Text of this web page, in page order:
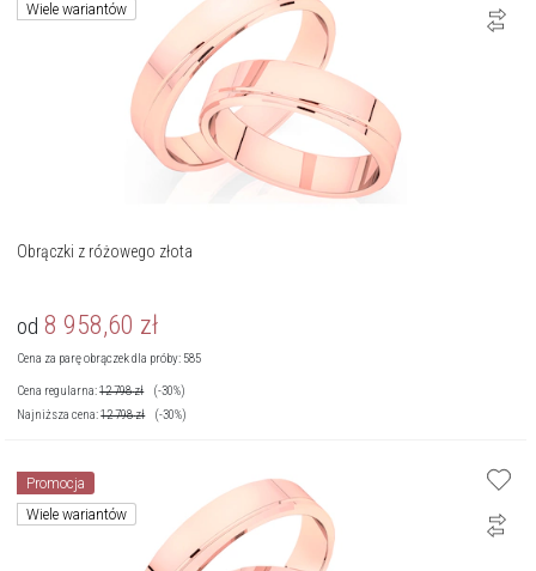
Wiele wariantów
Obrączki z różowego złota
od 8 958,60 zł
Cena za parę obrączek dla próby: 585
Cena regularna:12 798zł
(-30%)
Najniższa cena:12 798zł (-30%)
Promocja
Wiele wariantów